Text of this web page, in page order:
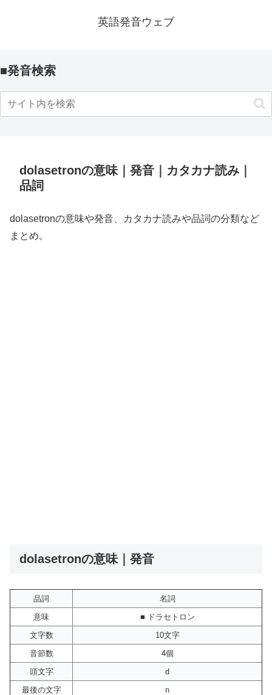
英語発音ウェブ
■発音検索
dolasetronの意味｜発音｜カタカナ読み｜
品詞
dolasetronの意味や発音、カタカナ読みや品詞の分類など
まとめ。
dolasetronの意味｜発音
品詞
名詞
意味
■ ドラセトロン
文字数
10文字
音節数
4個
頭文字
d
最後の文字
n